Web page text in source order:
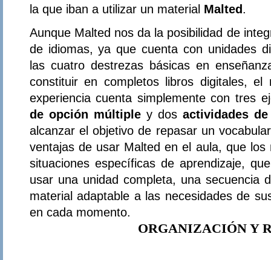
la que iban a utilizar un material Malted.
Aunque Malted nos da la posibilidad de
de idiomas, ya que cuenta con unidades
las cuatro destrezas básicas en
constituir en completos libros digitales,
experiencia cuenta simplemente con tres
de opción múltipley dosactividades
alcanzar el objetivo de repasar un
ventajas de usar Malted en el aula, que
situaciones específicas de aprendizaje,
usar una unidad completa, una secuencia
material adaptable a las necesidades de
en cada momento.
ORGANIZACIÓN Y